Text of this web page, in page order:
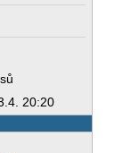
20:20